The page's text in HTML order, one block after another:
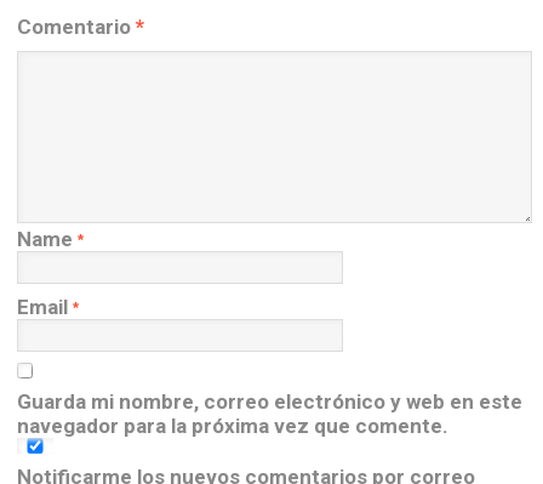
Comentario *
Name *
Email *
Guarda mi nombre, correo electrónico y web en este
navegador para la próxima vez que comente.
Notificarme los nuevos comentarios por correo